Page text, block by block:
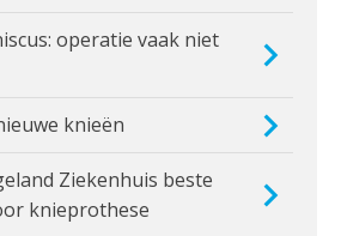
operatie vaak niet
knieën
Ziekenhuis beste
knieprothese